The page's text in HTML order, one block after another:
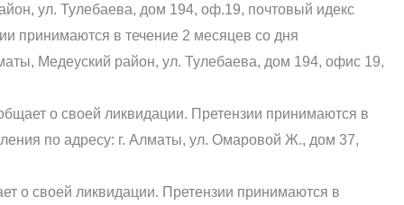
ул. Тулебаева, дом 194, оф.19, почтовый идекс
принимаются в течение 2 месяцев со дня
Медеуский район, ул. Тулебаева, дом 194, офис 19,
о своей ликвидации. Претензии принимаются в
по адресу: г. Алматы, ул. Омаровой Ж., дом 37,
о своей ликвидации. Претензии принимаются в